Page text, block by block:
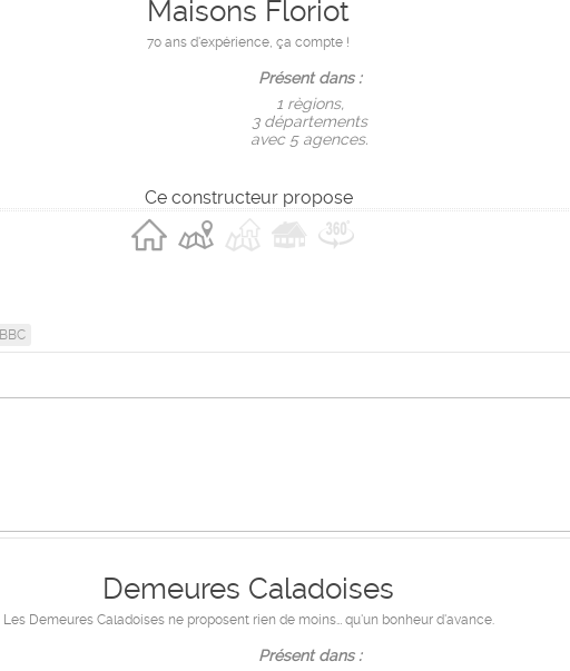
Maisons Floriot
70 ans d'expérience, ça compte !
Présent dans :
1 règions,
3 départements
avec 5 agences.
Ce constructeur propose
BBC
Demeures Caladoises
Les Demeures Caladoises ne proposent rien de moins… qu'un bonheur d'avance.
Présent dans :